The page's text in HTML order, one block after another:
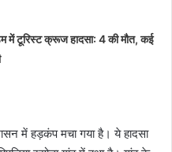
में टूरिस्ट क्रूज हादसा: 4 की मौत, कई
में हड़कंप मचा गया है। ये हादसा